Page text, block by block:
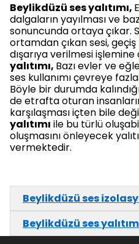
Beylikdüzü ses yalıtımı,
dalgaların yayılması ve
sonuncunda ortaya çıkar.
ortamdan çıkan sesi,
dışarıya verilmesi işlemine
yalıtımı, Bazı evler ve
ses kullanımı çevreye
Böyle bir durumda
de etrafta oturan
karşılaşması içten bile
yalıtımı ile bu türlü
oluşmasını önleyecek
vermektedir.
Beylikdüzü ses
Beylikdüzü ses